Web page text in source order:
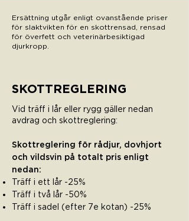
Ersättning utgår enligt ovanstående priser
för slaktvikten för en skottrensad, rensad
för överfett och veterinärbesiktigad
djurkropp.
SKOTTREGLERING
Vid träff i lår eller rygg gäller nedan
avdrag och skottreglering:
Skottreglering för rådjur, dovhjort
och vildsvin på totalt pris enligt
nedan:
Träff i ett lår -25%
Träff i två lår -50%
Träff i sadel (efter 7e kotan) -25%